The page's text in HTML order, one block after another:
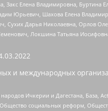
Закс Елена Владимировна,
Юрьевич, Шахова Елена
Дарья Николаевна, Орлов
Локшина Татьяна
и международных
Ичкерии и Дагестана, База,
социальных реформ,